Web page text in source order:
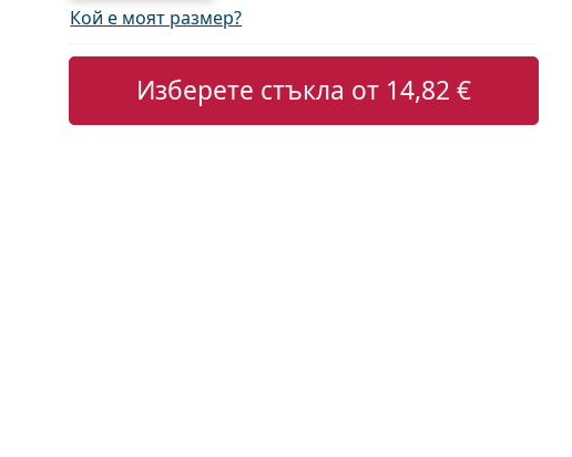
Кой е моят размер?
Изберете стъкла от 14,82 €